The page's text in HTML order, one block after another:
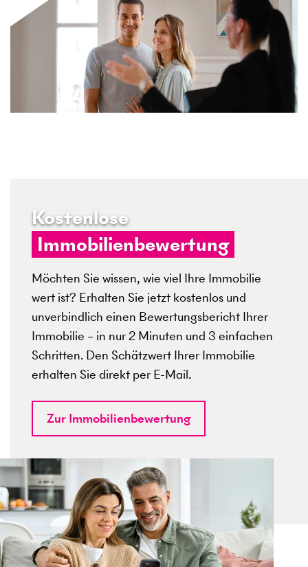
Kostenlose
Immobilienbewertung
Möchten Sie wissen, wie viel Ihre Immobilie
wert ist? Erhalten Sie jetzt kostenlos und
unverbindlich einen Bewertungsbericht Ihrer
Immobilie – in nur 2 Minuten und 3 einfachen
Schritten. Den Schätzwert Ihrer Immobilie
erhalten Sie direkt per E-Mail.
Zur Immobilienbewertung